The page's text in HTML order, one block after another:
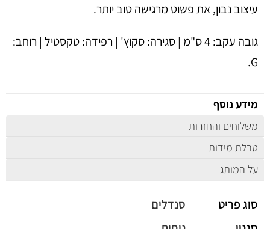
עיצוב נבון, את פשוט מרגישה טוב יותר.
גובה עקב: 4 ס"מ | סגירה: סקוץ' | רפידה: טקסטיל | רוחב:
G.
מידע נוסף
משלוחים והחזרות
טבלת מידות
על המותג
סוג פריט
סנדלים